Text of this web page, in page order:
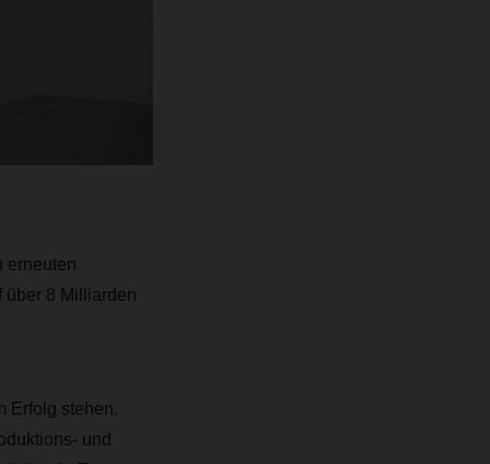
erneuten
über 8 Milliarden
Erfolg stehen.
und